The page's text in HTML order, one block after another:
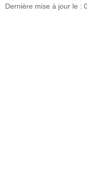
Dernière mise à jour le :